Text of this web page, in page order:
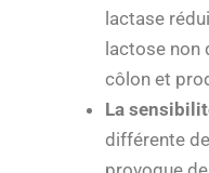
lactase
lactose non
côlon et
La
différente